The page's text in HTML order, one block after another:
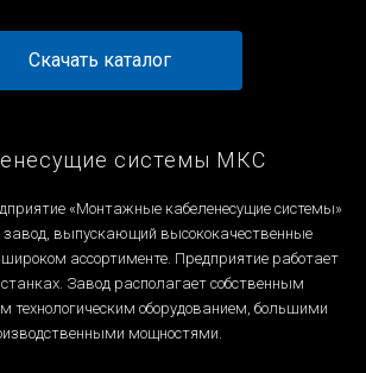
Скачать каталог
системы МКС
«Монтажные кабеленесущие системы»
выпускающий высококачественные
ассортименте. Предприятие работает
Завод располагает собственным
технологическим оборудованием, большими
мощностями.